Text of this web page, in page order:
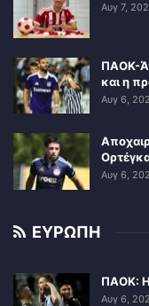
Αυγ 7,
ΠΑΟΚ-
και η
Αυγ 6,
Αυγ 6,
ΕΥΡΩΠΗ
ΠΑΟΚ: Η
Αυγ 6,